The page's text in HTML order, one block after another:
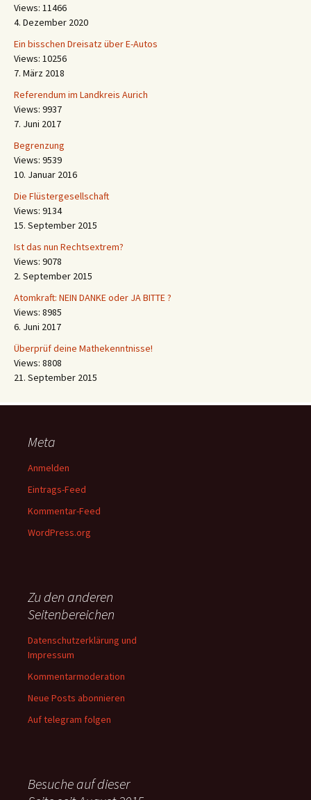
Views: 11466
4. Dezember 2020
Ein bisschen Dreisatz über E-Autos
Views: 10256
7. März 2018
Referendum im Landkreis Aurich
Views: 9937
7. Juni 2017
Begrenzung
Views: 9539
10. Januar 2016
Die Flüstergesellschaft
Views: 9134
15. September 2015
Ist das nun Rechtsextrem?
Views: 9078
2. September 2015
Atomkraft: NEIN DANKE oder JA BITTE ?
Views: 8985
6. Juni 2017
Überprüf deine Mathekenntnisse!
Views: 8808
21. September 2015
Meta
Anmelden
Eintrags-Feed
Kommentar-Feed
WordPress.org
Zu den anderen
Seitenbereichen
Datenschutzerklärung und
Impressum
Kommentarmoderation
Neue Posts abonnieren
Auf telegram folgen
Besuche auf dieser